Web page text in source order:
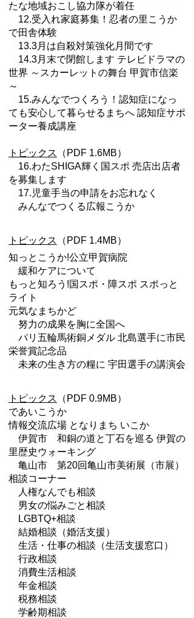
たな地域おこし協力隊が着任
12.受入れ家庭募集！忍者の里こうか
で田舎体験
13.3月は自殺対策強化月間です
14.3月末で閉館します テレビドラマの
世界 ～スカーレットの舞台 甲賀市信楽
～
15.みんなでつくろう！認知症になっ
ても安心して暮らせるまちへ 認知症サポ
ーター養成講座
トピックス
（PDF 1.6MB）
16.わたSHIGA輝く国スポ 売店出店者
を募集します
17.児童手当の申請をお忘れなく
みんなでつくる広報こうか
トピックス
（PDF 1.4MB）
知っとこうか!公立甲賀病院
緩和ケアについて
もっと知ろう!国スポ・障スポ スポっと
ライト
元気なまちかど
努力の成果を胸に全国へ
パリ五輪馬術銅メダル 北島選手に市民
栄誉賞記念品
未来の生き方の糧に 宇田選手の講演会
トピックス
（PDF 0.9MB）
であいこうか
情報交流広場 となりまち いこか
伊賀市 和銅の道と丁石を巡る 伊賀の
里歴史ウォーキング
亀山市 第20回亀山市美術展（市展）
相談コーナー
人権なんでも相談
男女の悩みごと相談
LGBTQ+相談
結婚相談（婚活支援）
生活・仕事の相談（生活支援窓口）
行政相談
消費生活相談
年金相談
税務相談
学齢期相談